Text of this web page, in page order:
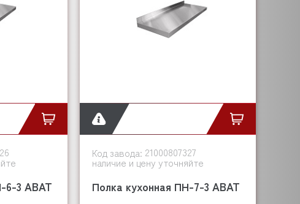
6-3 ABAT
Код завода: 21000807327
наличие и цену уточняйте
Полка кухонная ПН-7-3 ABAT